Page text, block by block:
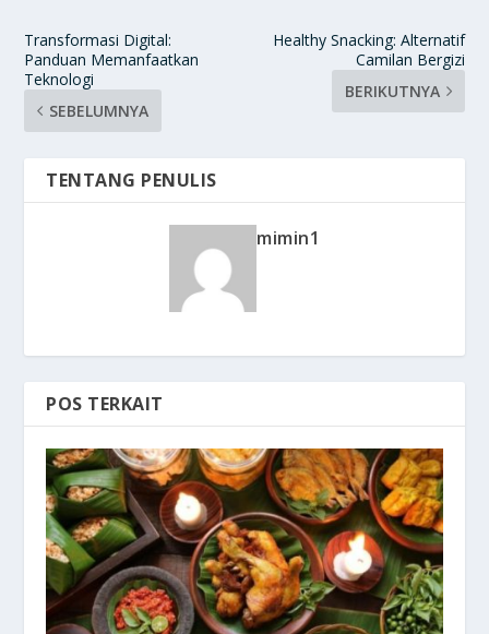
Transformasi Digital:
Panduan Memanfaatkan
Teknologi
SEBELUMNYA
Healthy Snacking: Alternatif
Camilan Bergizi
BERIKUTNYA
TENTANG PENULIS
mimin1
POS TERKAIT